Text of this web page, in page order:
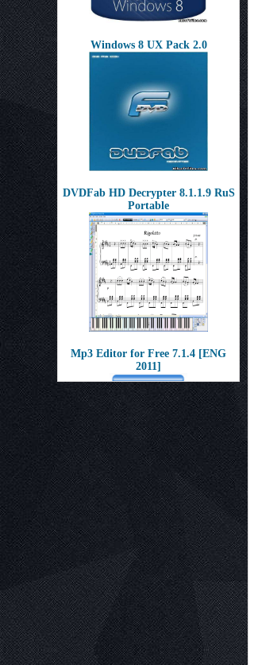
Windows 8 UX Pack 2.0
DVDFab HD Decrypter 8.1.1.9 RuS
Portable
Mp3 Editor for Free 7.1.4 [ENG
2011]